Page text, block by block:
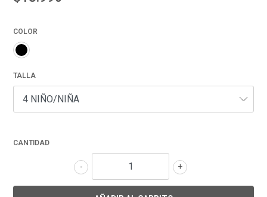
COLOR
TALLA
CANTIDAD
+
-